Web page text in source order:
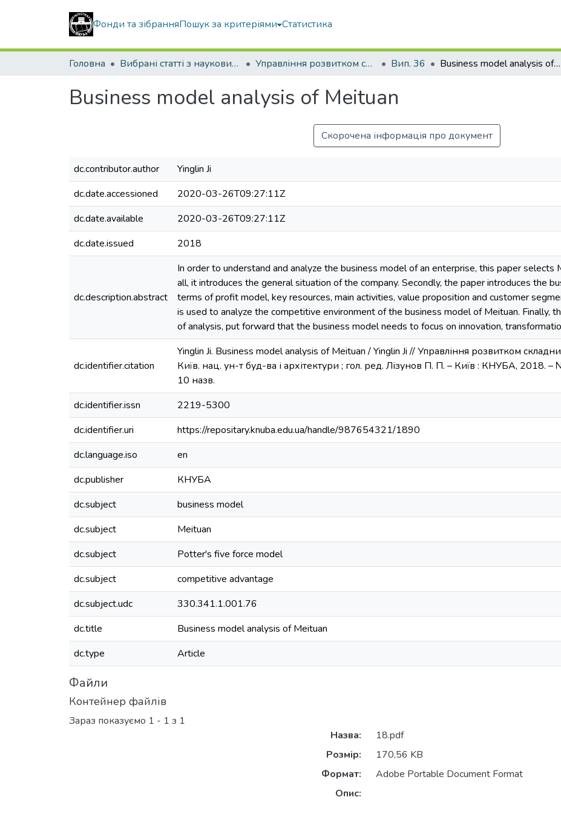
Фонди та зібранняПошук за критеріями Статистика
Головна Вибрані статті з наукових збірників КНУБА Управління розвитком складних систем Вип. 36 Business model analysis of Meituan
Business model analysis of Meituan
Скорочена інформація про документ
dc.contributor.author
Yinglin Ji
dc.date.accessioned
2020-03-26T09:27:11Z
dc.date.available
2020-03-26T09:27:11Z
dc.date.issued
2018
dc.description.abstract
In order to understand and analyze the business model of an enterprise, this paper selects
all, it introduces the general situation of the company. Secondly, the paper introduces the
terms of profit model, key resources, main activities, value proposition and customer
is used to analyze the competitive environment of the business model of Meituan. Finally,
of analysis, put forward that the business model needs to focus on innovation,
dc.identifier.citation
Yinglin Ji. Business model analysis of Meituan / Yinglin Ji // Управління розвитком
Київ. нац. ун-т буд-ва і архітектури ; гол. ред. Лізунов П. П. – Київ : КНУБА, 2018.
10 назв.
dc.identifier.issn
2219-5300
dc.identifier.uri
https://repositary.knuba.edu.ua/handle/987654321/1890
dc.language.iso
en
dc.publisher
КНУБА
dc.subject
business model
dc.subject
Meituan
dc.subject
Potter's five force model
dc.subject
competitive advantage
dc.subject.udc
330.341.1.001.76
dc.title
Business model analysis of Meituan
dc.type
Article
Файли
Контейнер файлів
Зараз показуємо 1 - 1 з 1
Назва:
18.pdf
Розмір:
170,56 KB
Формат:
Adobe Portable Document Format
Опис: